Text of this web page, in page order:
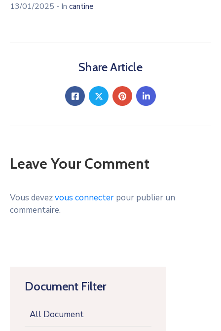
Document Filter
All Document
13/01/2025 - In cantine
Share Article
Leave Your Comment
Vous devezvous connecter pour publier un
commentaire.